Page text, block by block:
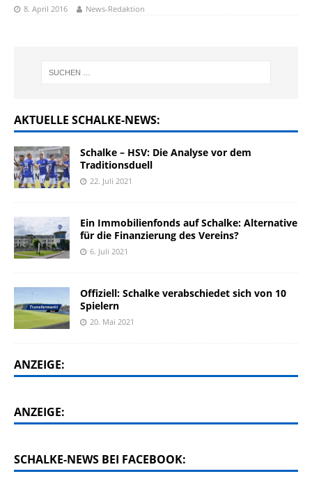
8. April 2016 News-Redaktion
AKTUELLE SCHALKE-NEWS:
Schalke – HSV: Die Analyse vor dem
Traditionsduell
22. Juli 2021
Ein Immobilienfonds auf Schalke: Alternative
für die Finanzierung des Vereins?
6. Juli 2021
Offiziell: Schalke verabschiedet sich von 10
Spielern
20. Mai 2021
ANZEIGE:
ANZEIGE:
SCHALKE-NEWS BEI FACEBOOK: